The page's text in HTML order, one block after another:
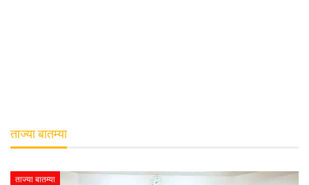
ताज्या बातम्या
ताज्या बातम्या